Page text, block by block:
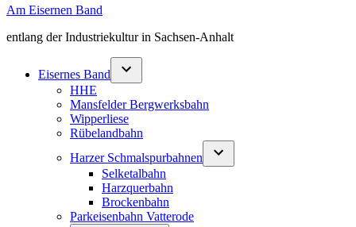
Am Eisernen Band
entlang der Industriekultur in Sachsen-Anhalt
Eisernes Band
HHE
Mansfelder Bergwerksbahn
Wipperliese
Rübelandbahn
Harzer Schmalspurbahnen
Selketalbahn
Harzquerbahn
Brockenbahn
Parkeisenbahn Vatterode